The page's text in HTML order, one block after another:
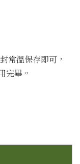
常溫保存即可，
完畢。